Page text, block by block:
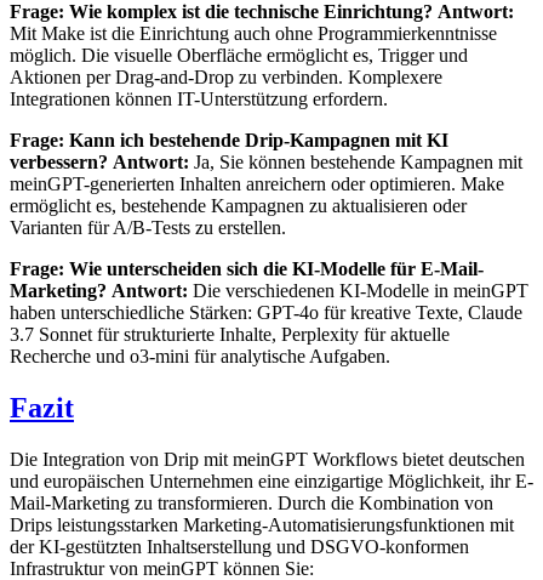
Frage: Wie komplex ist die technische Einrichtung? Antwort:
Mit Make ist die Einrichtung auch ohne Programmierkenntnisse
möglich. Die visuelle Oberfläche ermöglicht es, Trigger und
Aktionen per Drag-and-Drop zu verbinden. Komplexere
Integrationen können IT-Unterstützung erfordern.
Frage: Kann ich bestehende Drip-Kampagnen mit KI
verbessern? Antwort: Ja, Sie können bestehende Kampagnen mit
meinGPT-generierten Inhalten anreichern oder optimieren. Make
ermöglicht es, bestehende Kampagnen zu aktualisieren oder
Varianten für A/B-Tests zu erstellen.
Frage: Wie unterscheiden sich die KI-Modelle für E-Mail-
Marketing? Antwort: Die verschiedenen KI-Modelle in meinGPT
haben unterschiedliche Stärken: GPT-4o für kreative Texte, Claude
3.7 Sonnet für strukturierte Inhalte, Perplexity für aktuelle
Recherche und o3-mini für analytische Aufgaben.
Fazit
Die Integration von Drip mit meinGPT Workflows bietet deutschen
und europäischen Unternehmen eine einzigartige Möglichkeit, ihr E-
Mail-Marketing zu transformieren. Durch die Kombination von
Drips leistungsstarken Marketing-Automatisierungsfunktionen mit
der KI-gestützten Inhaltserstellung und DSGVO-konformen
Infrastruktur von meinGPT können Sie: